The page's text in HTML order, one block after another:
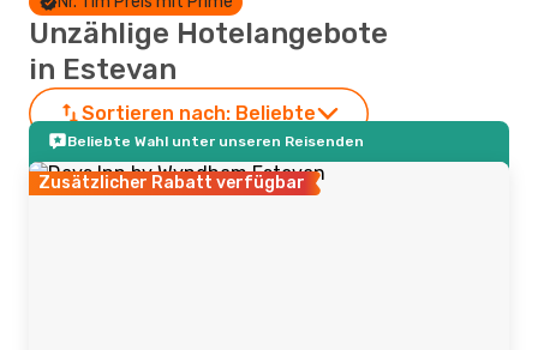
Unzählige Hotelangebote
in Estevan
Sortieren nach: Beliebte
Beliebte Wahl unter unseren Reisenden
Zusätzlicher Rabatt verfügbar